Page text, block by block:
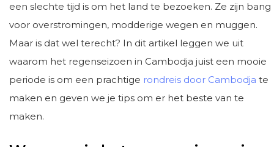
een slechte tijd is om het land te bezoeken. Ze zijn bang
voor overstromingen, modderige wegen en muggen.
Maar is dat wel terecht? In dit artikel leggen we uit
waarom het regenseizoen in Cambodja juist een mooie
periode is om een prachtige rondreis door Cambodja te
maken en geven we je tips om er het beste van te
maken.